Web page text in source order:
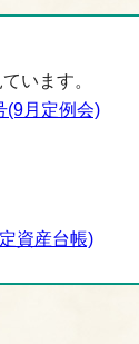
います。
(9月定例会)
資産台帳)